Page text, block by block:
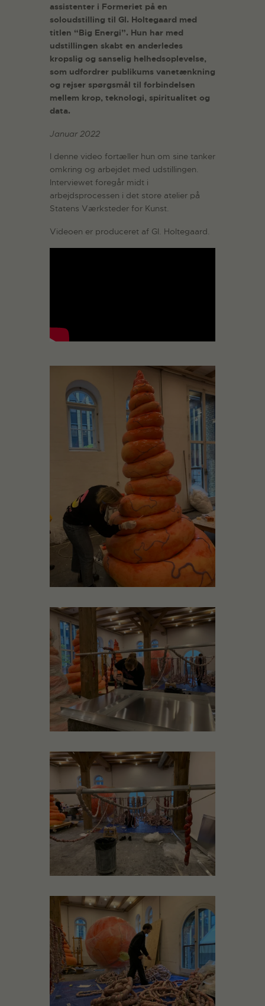
assistenter i Formeriet på en
soloudstilling til Gl. Holtegaard med
titlen “Big Energi”. Hun har med
udstillingen skabt en anderledes
kropslig og sanselig helhedsoplevelse,
som udfordrer publikums vanetænkning
og rejser spørgsmål til forbindelsen
mellem krop, teknologi, spiritualitet og
data.
Januar 2022
I denne video fortæller hun om sine tanker
omkring og arbejdet med udstillingen.
Interviewet foregår midt i
arbejdsprocessen i det store atelier på
Statens Værksteder for Kunst.
Videoen er produceret af Gl. Holtegaard.